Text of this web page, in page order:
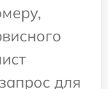
для